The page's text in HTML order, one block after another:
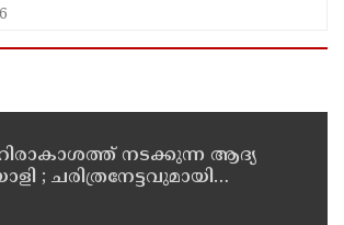
നടക്കുന്ന ആദ്യ
; ചരിത്രനേട്ടവുമായി